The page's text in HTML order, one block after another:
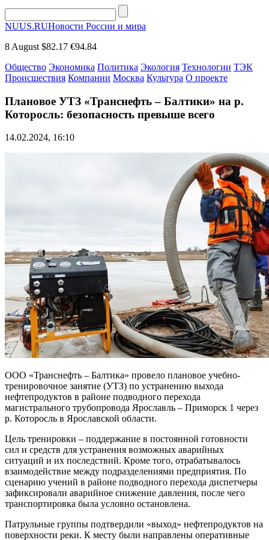
NUUS.RUНовости России и мира
8 August $82.17 €94.84
Общество Экономика Политика Экология Технологии ТЭК
Происшествия Компании Москва Культура О проекте
Плановое УТЗ «Транснефть – Балтики» на р.
Которосль: безопасность превыше всего
14.02.2024, 16:10
ООО «Транснефть – Балтика» провело плановое учебно-
тренировочное занятие (УТЗ) по устранению выхода
нефтепродуктов в районе подводного перехода
магистрального трубопровода Ярославль – Приморск 1 через
р. Которосль в Ярославской области.
Цель тренировки – поддержание в постоянной готовности
сил и средств для устранения возможных аварийных
ситуаций и их последствий. Кроме того, отрабатывалось
взаимодействие между подразделениями предприятия. По
сценарию учений в районе подводного перехода диспетчеры
зафиксировали аварийное снижение давления, после чего
транспортировка была условно остановлена.
Патрульные группы подтвердили «выход» нефтепродуктов на
поверхности реки. К месту были направлены оперативные